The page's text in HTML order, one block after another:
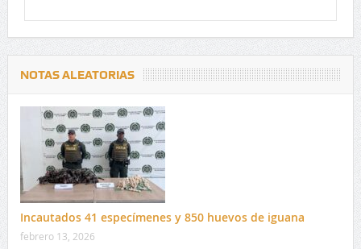
NOTAS ALEATORIAS
Incautados 41 especímenes y 850 huevos de iguana
febrero 13, 2026